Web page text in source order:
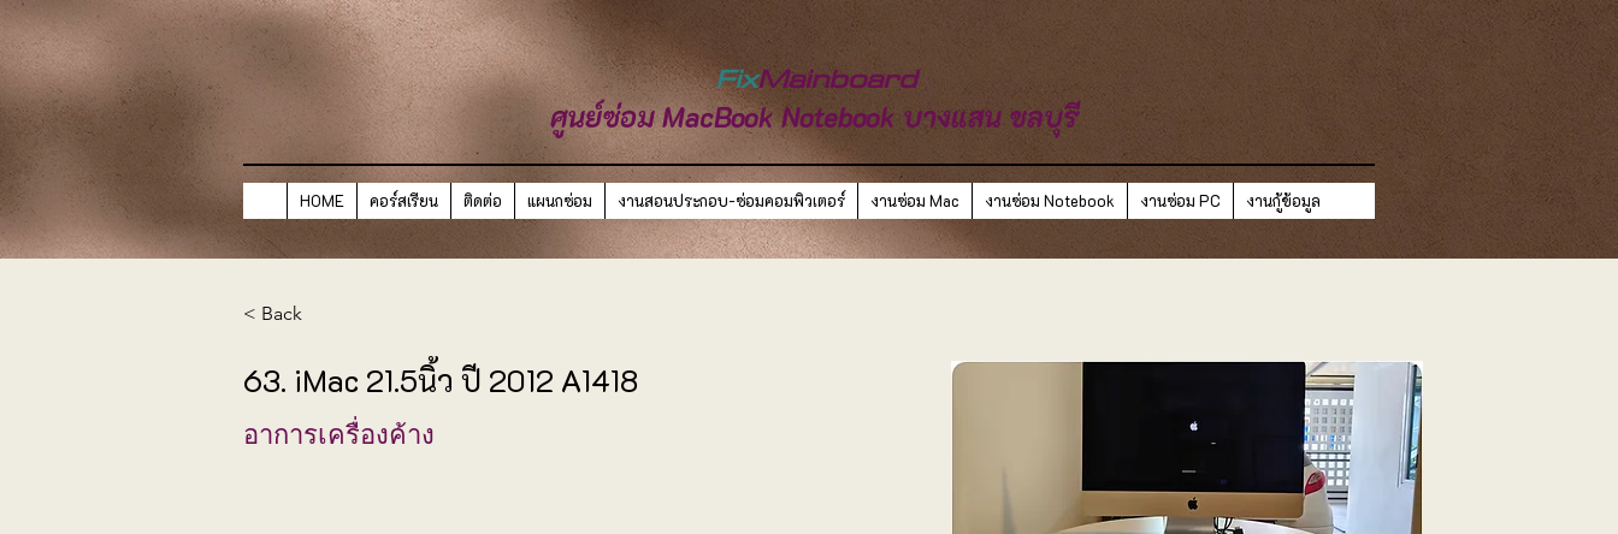
FixMainboard
ศูนย์ซ่อม MacBook Notebook บางแสน ชลบุรี
HOME คอร์สเรียน ติดต่อ แผนกซ่อม งานสอนประกอบ-ซ่อมคอมพิวเตอร์ งานซ่อม Mac งานซ่อม Notebook งานซ่อม PC งานกู้ข้อมูล
< Back
63. iMac 21.5นิ้ว ปี 2012 A1418
อาการเครื่องค้าง